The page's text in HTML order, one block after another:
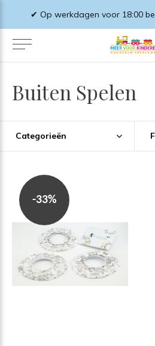
✔ Op werkdagen voor 18:00
Buiten Spelen
Categorieën
-33%